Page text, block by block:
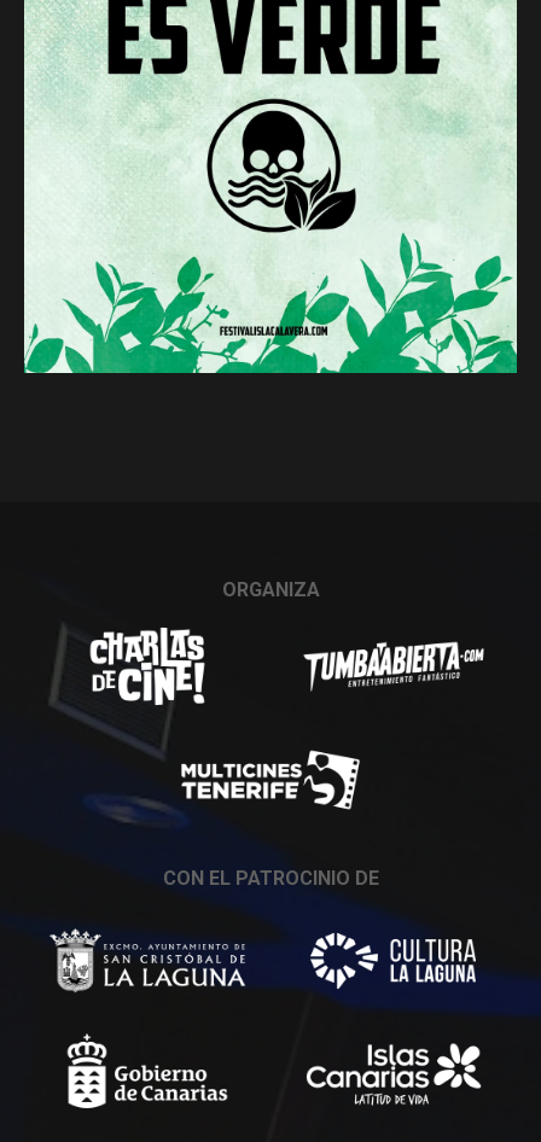
ORGANIZA
CON EL PATROCINIO DE